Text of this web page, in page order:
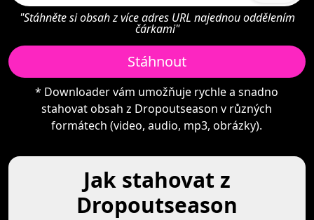
"Stáhněte si obsah z více adres URL najednou oddělením
čárkami"
Stáhnout
* Downloader vám umožňuje rychle a snadno
stahovat obsah z Dropoutseason v různých
formátech (video, audio, mp3, obrázky).
Jak stahovat z
Dropoutseason